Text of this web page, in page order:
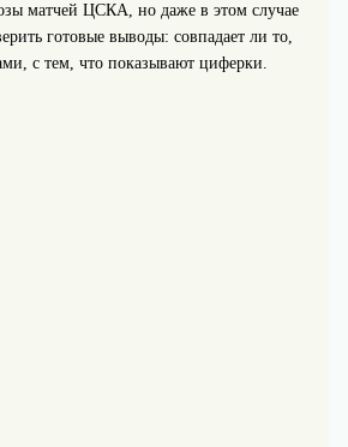
матчей ЦСКА, но даже в этом случае
готовые выводы: совпадает ли то,
с тем, что показывают циферки.